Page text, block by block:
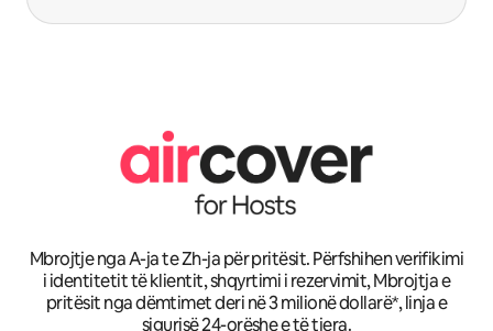
Mbrojtje nga A-ja te Zh-ja për pritësit. Përfshihen verifikimi
i identitetit të klientit, shqyrtimi i rezervimit, Mbrojtja e
pritësit nga dëmtimet deri në 3 milionë dollarë*, linja e
sigurisë 24-orëshe e të tjera.